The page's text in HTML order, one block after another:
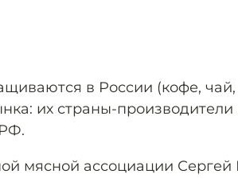
в России (кофе, чай,
их страны-производители
мясной ассоциации